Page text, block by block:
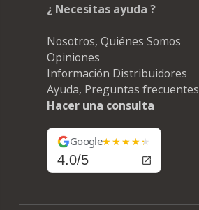
¿ Necesitas ayuda ?
Nosotros, Quiénes Somos
Opiniones
Información Distribuidores
Ayuda, Preguntas frecuentes
Hacer una consulta
Google
4.0/5